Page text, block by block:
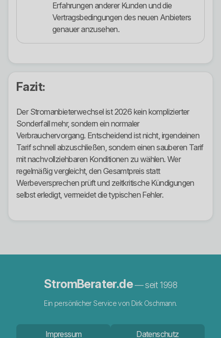
Erfahrungen anderer Kunden und die
Vertragsbedingungen des neuen Anbieters
genauer anzusehen.
Fazit:
Der Stromanbieterwechsel ist 2026 kein komplizierter
Sonderfall mehr, sondern ein normaler
Verbrauchervorgang. Entscheidend ist nicht, irgendeinen
Tarif schnell abzuschließen, sondern einen sauberen Tarif
mit nachvollziehbaren Konditionen zu wählen. Wer
regelmäßig vergleicht, den Gesamtpreis statt
Werbeversprechen prüft und zeitkritische Kündigungen
selbst erledigt, vermeidet die typischen Fehler.
StromBerater.de— seit 1998
Ein persönlicher Service von Dirk Oschmann.
Impressum Datenschutz